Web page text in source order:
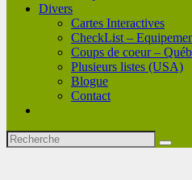
Divers
Cartes Interactives
CheckList –
Coups de coeur –
Plusieurs listes (USA)
Blogue
Contact